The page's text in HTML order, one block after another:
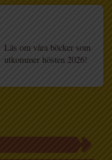
Läs om våra böcker som
utkommer hösten 2026!